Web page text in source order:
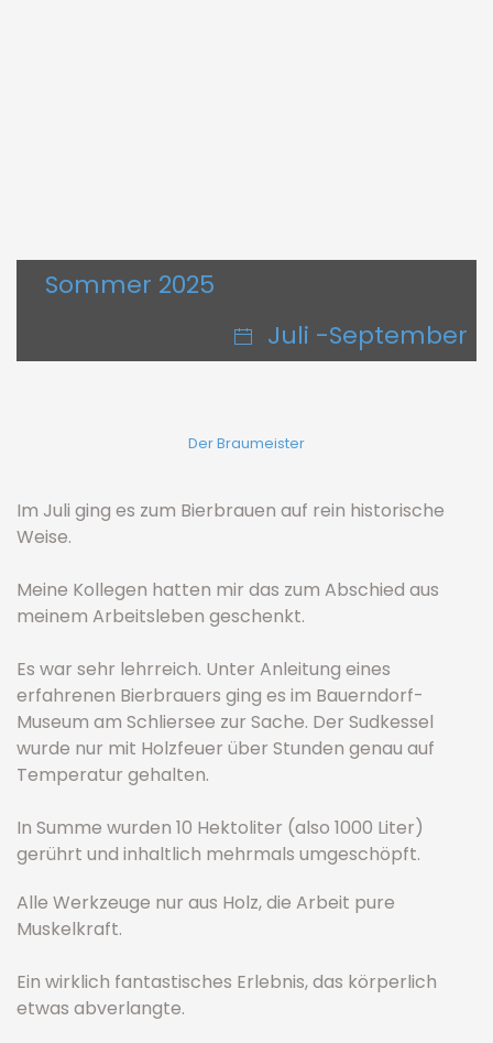
Sommer 2025
Juli -September
Der Braumeister
Im Juli ging es zum Bierbrauen auf rein historische
Weise.
Meine Kollegen hatten mir das zum Abschied aus
meinem Arbeitsleben geschenkt.
Es war sehr lehrreich. Unter Anleitung eines
erfahrenen Bierbrauers ging es im Bauerndorf-
Museum am Schliersee zur Sache. Der Sudkessel
wurde nur mit Holzfeuer über Stunden genau auf
Temperatur gehalten.
In Summe wurden 10 Hektoliter (also 1000 Liter)
gerührt und inhaltlich mehrmals umgeschöpft.
Alle Werkzeuge nur aus Holz, die Arbeit pure
Muskelkraft.
Ein wirklich fantastisches Erlebnis, das körperlich
etwas abverlangte.